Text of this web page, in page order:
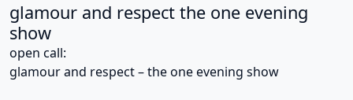
glamour and respect the one evening
show
open call:
glamour and respect – the one evening show